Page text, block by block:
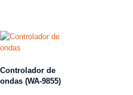
Controlador de
ondas (WA-9855)